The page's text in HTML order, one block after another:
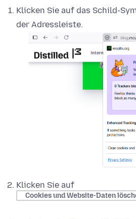
Klicken Sie auf das Schild-
der Adressleiste.
Klicken Sie auf
Cookies und Website-Daten